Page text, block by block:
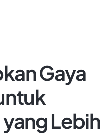
Gaya
Lebih